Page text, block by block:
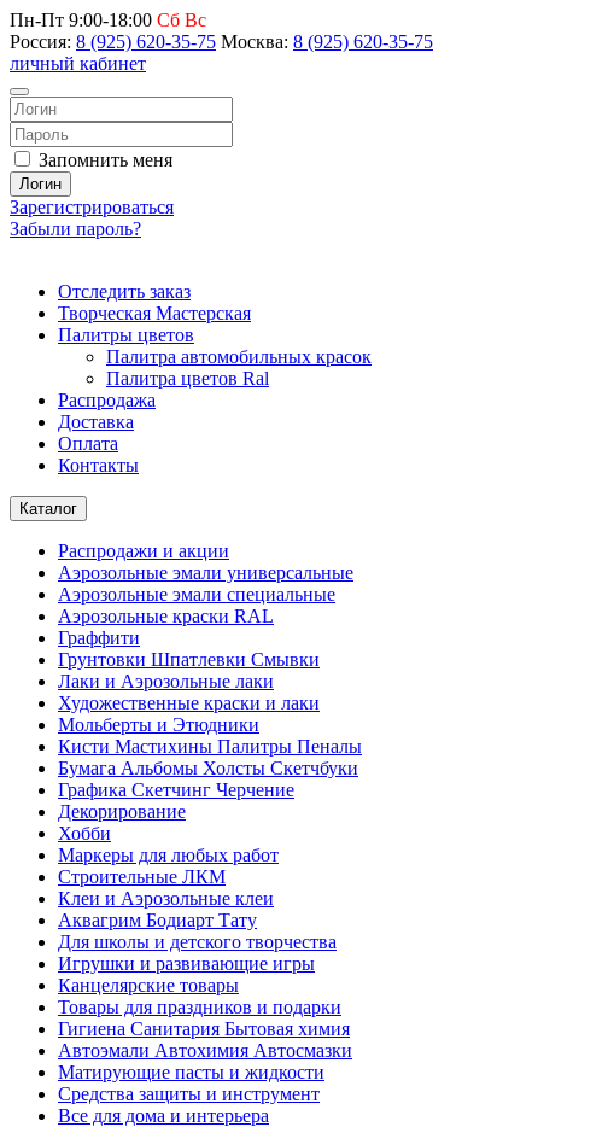
Пн-Пт 9:00-18:00 Сб Вс
Россия: 8 (925) 620-35-75 Москва: 8 (925) 620-35-75
личный кабинет
Запомнить меня
Логин
Зарегистрироваться
Забыли пароль?
Отследить заказ
Творческая Мастерская
Палитры цветов
Палитра автомобильных красок
Палитра цветов Ral
Распродажа
Доставка
Оплата
Контакты
Каталог
Распродажи и акции
Аэрозольные эмали универсальные
Аэрозольные эмали специальные
Аэрозольные краски RAL
Граффити
Грунтовки Шпатлевки Смывки
Лаки и Аэрозольные лаки
Художественные краски и лаки
Мольберты и Этюдники
Кисти Мастихины Палитры Пеналы
Бумага Альбомы Холсты Скетчбуки
Графика Скетчинг Черчение
Декорирование
Хобби
Маркеры для любых работ
Строительные ЛКМ
Клеи и Аэрозольные клеи
Аквагрим Бодиарт Тату
Для школы и детского творчества
Игрушки и развивающие игры
Канцелярские товары
Товары для праздников и подарки
Гигиена Санитария Бытовая химия
Автоэмали Автохимия Автосмазки
Матирующие пасты и жидкости
Средства защиты и инструмент
Все для дома и интерьера